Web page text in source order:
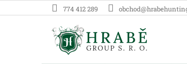
na
774 412 289